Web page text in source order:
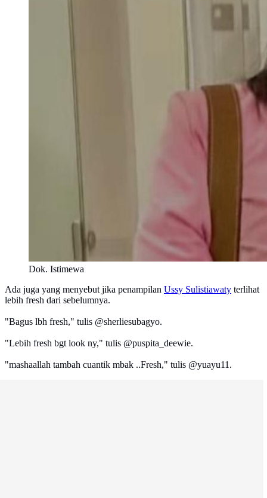
Dok. Istimewa
Ada juga yang menyebut jika penampilan Ussy Sulistiawaty terlihat
lebih fresh dari sebelumnya.
"Bagus lbh fresh," tulis @sherliesubagyo.
"Lebih fresh bgt look ny," tulis @puspita_deewie.
"mashaallah tambah cuantik mbak ..Fresh," tulis @yuayu11.